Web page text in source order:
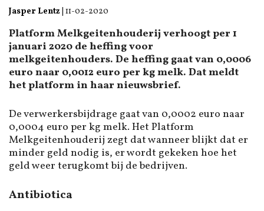
Jasper Lentz 11-02-2020
Platform Melkgeitenhouderij verhoogt per 1
januari 2020 de heffing voor
melkgeitenhouders. De heffing gaat van 0,0006
euro naar 0,0012 euro per kg melk. Dat meldt
het platform in haar nieuwsbrief.
De verwerkersbijdrage gaat van 0,0002 euro naar
0,0004 euro per kg melk. Het Platform
Melkgeitenhouderij zegt dat wanneer blijkt dat er
minder geld nodig is, er wordt gekeken hoe het
geld weer terugkomt bij de bedrijven.
Antibiotica